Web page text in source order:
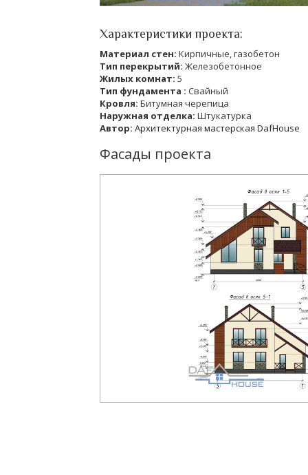
Характеристики проекта:
Материал стен: Кирпичные, газобетон
Тип перекрытий: Железобетонное
Жилых комнат: 5
Тип фундамента : Свайный
Кровля: Битумная черепица
Наружная отделка: Штукатурка
Автор: Архитектурная мастерская DafHouse
Фасады проекта